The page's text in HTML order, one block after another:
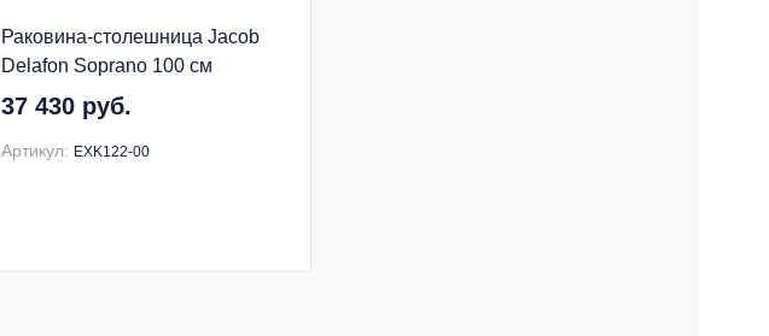
Раковина-столешница Jacob
Delafon Soprano 100 см
EXK122-00
37 430 руб.
Артикул: EXK122-00